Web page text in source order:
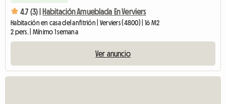
4.7 (3) | Habitación Amueblada En Verviers
Habitación en casa del anfitrión | Verviers (4800) | 16 M2
2 pers. | Mínimo 1 semana
Ver anuncio